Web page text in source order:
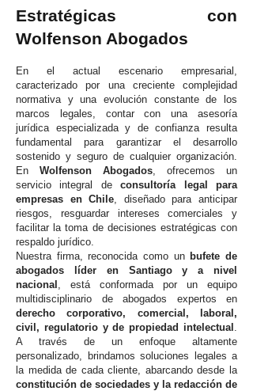
Estratégicas con
Wolfenson Abogados
En el actual escenario empresarial,
caracterizado por una creciente complejidad
normativa y una evolución constante de los
marcos legales, contar con una asesoría
jurídica especializada y de confianza resulta
fundamental para garantizar el desarrollo
sostenido y seguro de cualquier organización.
En Wolfenson Abogados, ofrecemos un
servicio integral deconsultoría legal para
empresas en Chile, diseñado para anticipar
riesgos, resguardar intereses comerciales y
facilitar la toma de decisiones estratégicas con
respaldo jurídico.
Nuestra firma, reconocida como un bufete de
abogados líder en Santiago y a nivel
nacional , está conformada por un equipo
multidisciplinario de abogados expertos en
derecho corporativo, comercial, laboral,
civil, regulatorio y de propiedad intelectual .
A través de un enfoque altamente
personalizado, brindamos soluciones legales a
la medida de cada cliente, abarcando desde la
constitución de sociedades y la redacción de